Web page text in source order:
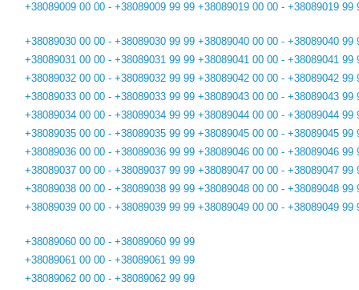
+38089009 00 00 - +38089009 99 99 +38089019 00 00 - +38089019 99
+38089030 00 00 - +38089030 99 99
+38089031 00 00 - +38089031 99 99
+38089032 00 00 - +38089032 99 99
+38089033 00 00 - +38089033 99 99
+38089034 00 00 - +38089034 99 99
+38089035 00 00 - +38089035 99 99
+38089036 00 00 - +38089036 99 99
+38089037 00 00 - +38089037 99 99
+38089038 00 00 - +38089038 99 99
+38089039 00 00 - +38089039 99 99
+38089040 00 00 - +38089040 99
+38089041 00 00 - +38089041 99
+38089042 00 00 - +38089042 99
+38089043 00 00 - +38089043 99
+38089044 00 00 - +38089044 99
+38089045 00 00 - +38089045 99
+38089046 00 00 - +38089046 99
+38089047 00 00 - +38089047 99
+38089048 00 00 - +38089048 99
+38089049 00 00 - +38089049 99
+38089060 00 00 - +38089060 99 99
+38089061 00 00 - +38089061 99 99
+38089062 00 00 - +38089062 99 99